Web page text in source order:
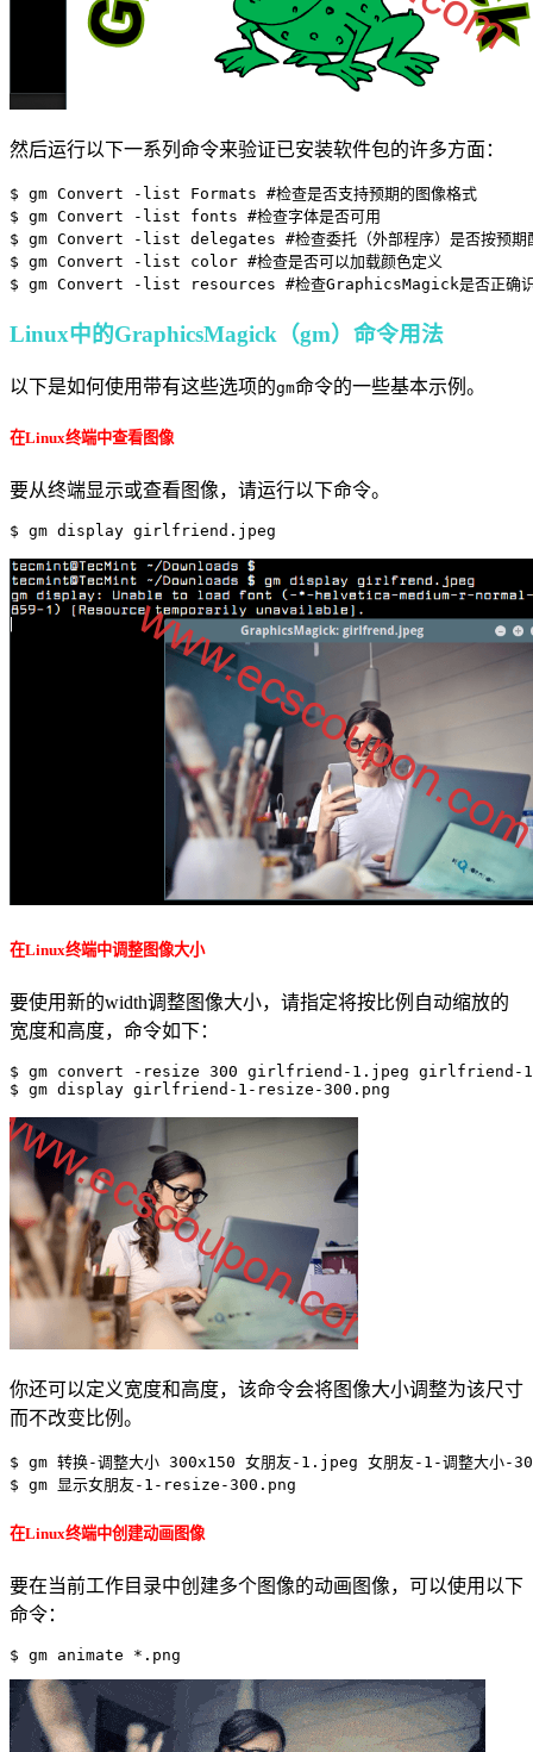
然后运行以下一系列命令来验证已安装软件包的许多方面：
$ gm Convert -list Formats #检查是否支持预期的图像格式
$ gm Convert -list fonts #检查字体是否可用
$ gm Convert -list delegates #检查委托（外部程序）是否按预期
$ gm Convert -list color #检查是否可以加载颜色定义
Linux中的GraphicsMagick（gm）命令用法
以下是如何使用带有这些选项的gm命令的一些基本示例。
在Linux终端中查看图像
要从终端显示或查看图像，请运行以下命令。
$ gm display girlfriend.jpeg
在Linux终端中调整图像大小
要使用新的width调整图像大小，请指定将按比例自动缩放的
宽度和高度，命令如下：
$ gm convert -resize 300 girlfriend-1.jpeg girlfriend-
$ gm display girlfriend-1-resize-300.png
你还可以定义宽度和高度，该命令会将图像大小调整为该尺寸
而不改变比例。
$ gm 转换-调整大小 300x150 女朋友-1.jpeg 女朋友-1-调整大小-
在Linux终端中创建动画图像
要在当前工作目录中创建多个图像的动画图像，可以使用以下
命令：
$ gm animate *.png